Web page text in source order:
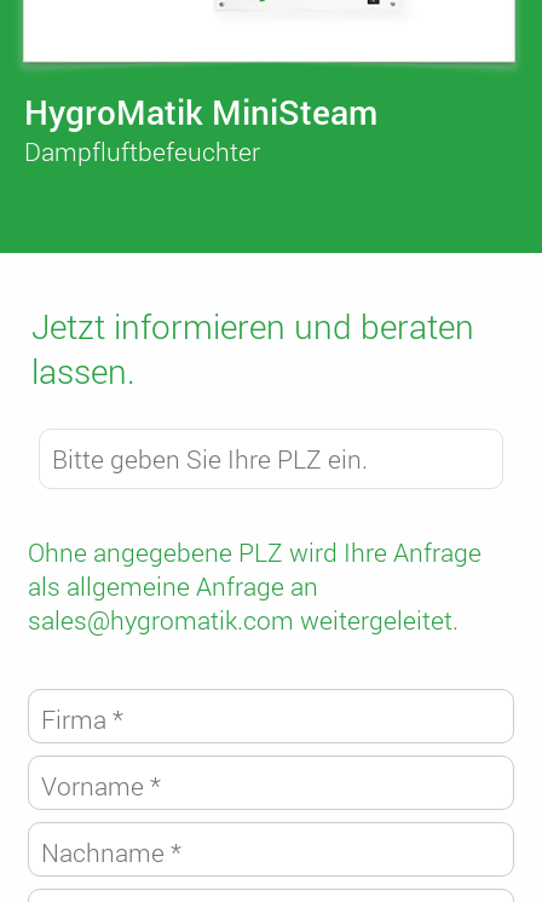
HygroMatik MiniSteam
Dampfluftbefeuchter
Jetzt informieren und beraten
lassen.
Ohne angegebene PLZ wird Ihre Anfrage
als allgemeine Anfrage an
sales@hygromatik.com weitergeleitet.